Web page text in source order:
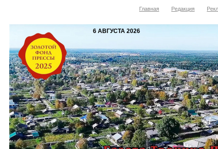
Главная Редакция
6 АВГУСТА 2026